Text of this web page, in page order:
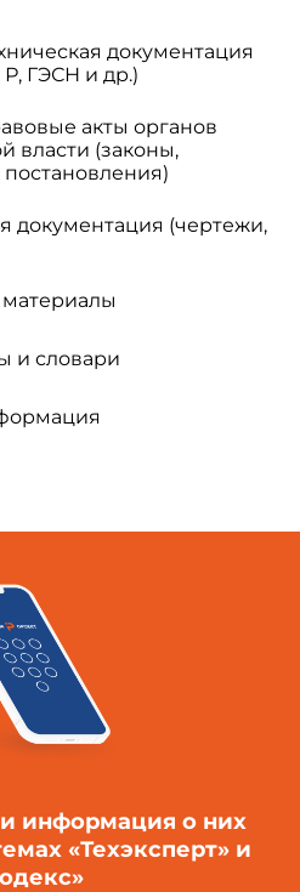
документация
ГЭСН и др.)
акты органов
власти (законы,
документация (чертежи,
и словари
информация о них
«Техэксперт» и